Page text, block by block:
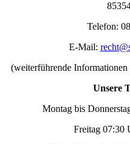
Telefon:
E-Mail:
(weiterführende
Unsere
Montag bis
Freitag 07:30